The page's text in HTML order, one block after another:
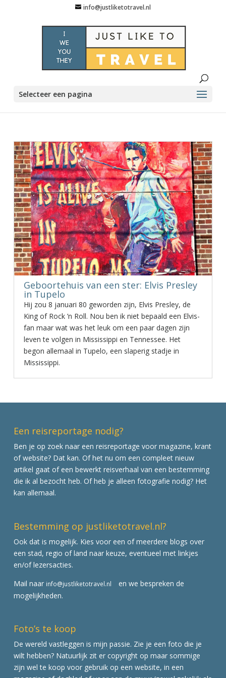
info@justliketotravel.nl
Selecteer een pagina
Geboortehuis van een ster: Elvis Presley
in Tupelo
Hij zou 8 januari 80 geworden zijn, Elvis Presley, de
King of Rock ’n Roll. Nou ben ik niet bepaald een Elvis-
fan maar wat was het leuk om een paar dagen zijn
leven te volgen in Mississippi en Tennessee. Het
begon allemaal in Tupelo, een slaperig stadje in
Mississippi.
Een reisreportage nodig?
Ben je op zoek naar een reisreportage voor magazine, krant
of website? Dat kan. Of het nu om een compleet nieuw
artikel gaat of een bewerkt reisverhaal van een bestemming
die ik al bezocht heb. Of heb je alleen fotografie nodig? Het
kan allemaal.
Bestemming op justliketotravel.nl?
Ook dat is mogelijk. Kies voor een of meerdere blogs over
een stad, regio of land naar keuze, eventueel met linkjes
en/of lezersacties.
Mail naar info@justliketotravel.nl
en we bespreken de
mogelijkheden.
Foto’s te koop
De wereld vastleggen is mijn passie. Zie je een foto die je
wilt hebben? Natuurlijk zit er copyright op maar sommige
zijn wel te koop voor gebruik op een website, in een